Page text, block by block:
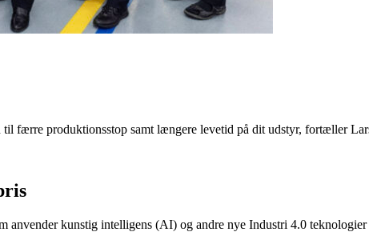
færre produktionsstop samt længere levetid på dit udstyr, fortæller
kunstig intelligens (AI) og andre nye Industri 4.0